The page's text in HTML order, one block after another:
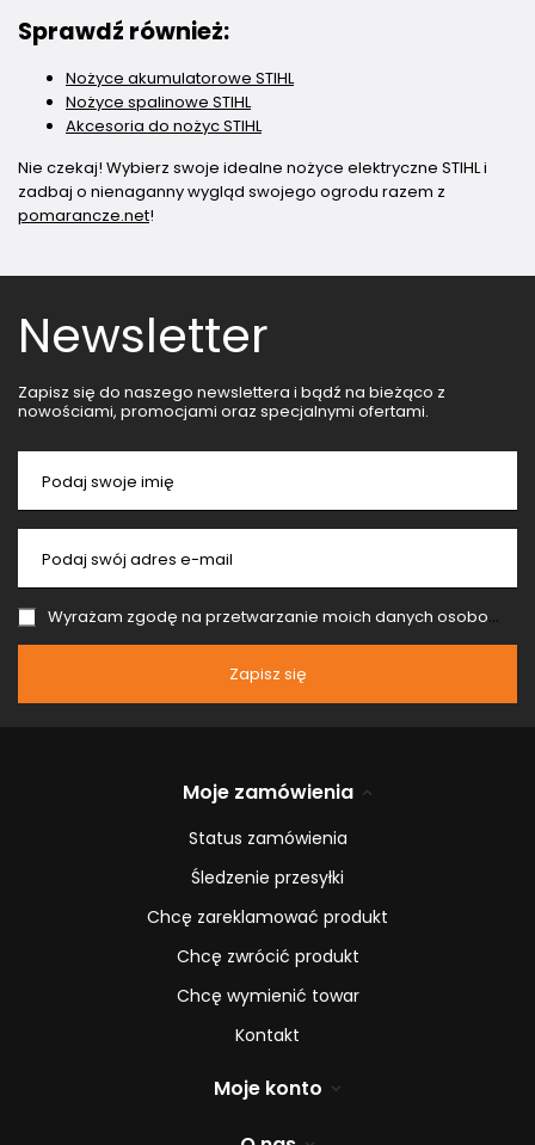
Sprawdź również:
Nożyce akumulatorowe STIHL
Nożyce spalinowe STIHL
Akcesoria do nożyc STIHL
Nie czekaj! Wybierz swoje idealne nożyce elektryczne STIHL i
zadbaj o nienaganny wygląd swojego ogrodu razem z
pomarancze.net!
Newsletter
Zapisz się do naszego newslettera i bądź na bieżąco z
nowościami, promocjami oraz specjalnymi ofertami.
Podaj swoje imię
Podaj swój adres e-mail
Wyrażam zgodę na przetwarzanie moich danych osobowych (adres e-mail) na potrzeby wysyłki newslettera z informacją handlową (marketing). Więcej w
Zapisz się
Moje zamówienia
Status zamówienia
Śledzenie przesyłki
Chcę zareklamować produkt
Chcę zwrócić produkt
Chcę wymienić towar
Kontakt
Moje konto